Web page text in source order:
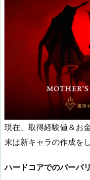
現在、取得経験値＆お
末は新キャラの作成を
ハードコアでのバーバ